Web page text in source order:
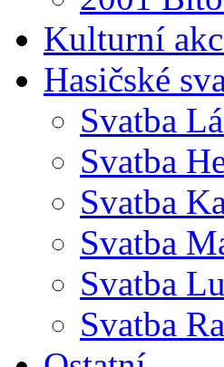
Kulturní
Hasičské
Svatba
Svatba
Svatba
Svatba
Svatba
Svatba